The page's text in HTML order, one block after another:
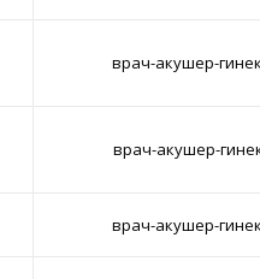
врач-акушер-
врач-акушер-
врач-акушер-